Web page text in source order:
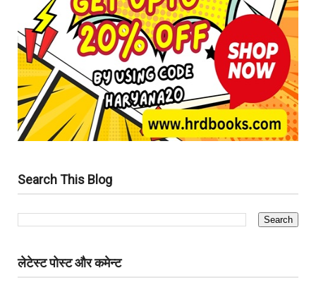
Search This Blog
लेटेस्ट पोस्ट और कमेन्ट